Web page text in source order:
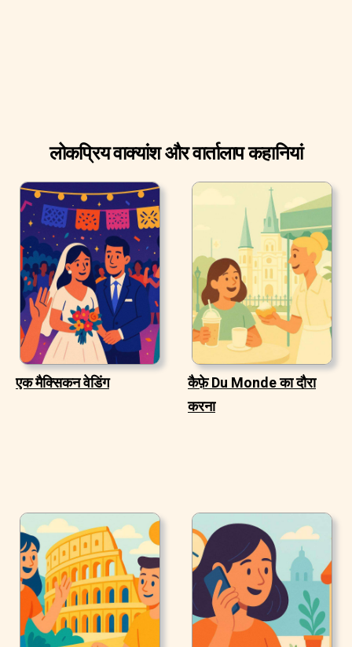
लोकप्रिय वाक्यांश और वार्तालाप कहानियां
एक मैक्सिकन वेडिंग
कैफ़े Du Monde का दौरा
करना